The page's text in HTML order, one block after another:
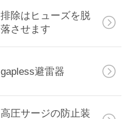
排除はヒューズを脱
落させます
gapless避雷器
高圧サージの防止装